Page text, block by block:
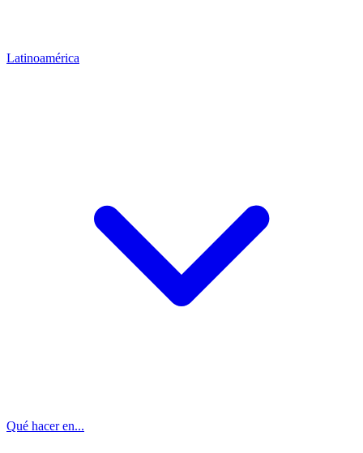
Latinoamérica
Qué hacer en...